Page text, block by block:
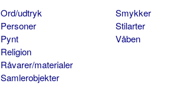
Ord/udtryk
Personer
Pynt
Religion
Råvarer/materialer
Samlerobjekter
Smykker
Stilarter
Våben